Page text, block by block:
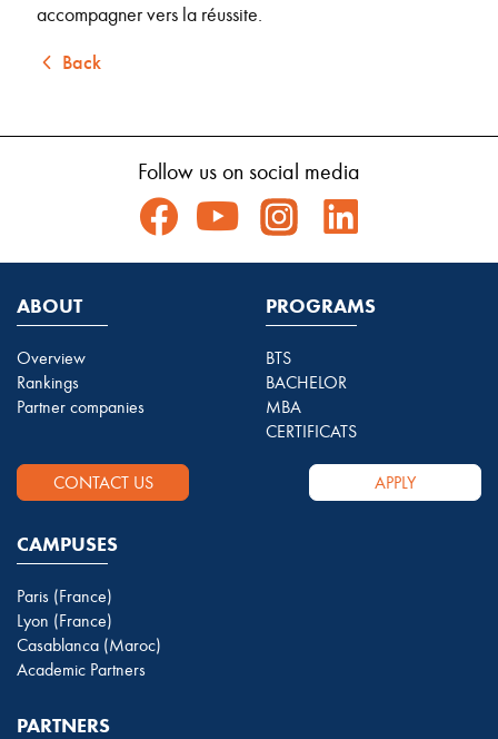
accompagner vers la réussite.
Back
Follow us on social media
ABOUT
Overview
Rankings
Partner companies
PROGRAMS
BTS
BACHELOR
MBA
CERTIFICATS
CONTACT US APPLY
CAMPUSES
Paris (France)
Lyon (France)
Casablanca (Maroc)
Academic Partners
PARTNERS